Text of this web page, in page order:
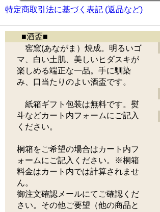
特定商取引法に基づく表記 (返品など)
■酒盃■
窖窯(あながま）焼成。明るいゴ
マ、白い土肌、美しいヒダスキが
楽しめる端正な一品。手に馴染
み、口当たりのよい酒盃です。
紙箱ギフト包装は無料です。熨
斗などカート内フォームにご記入
ください。
桐箱をご希望の場合はカート内フ
ォームにご記入ください。※桐箱
料金はカート内では計算されませ
ん。
御注文確認メールにてご確認くだ
さい。その他ご要望（他の商品と